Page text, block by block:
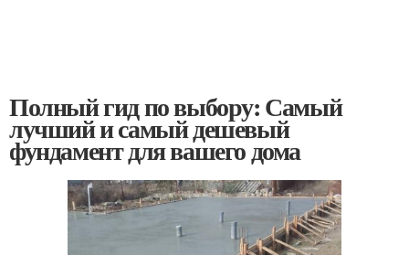
Полный гид по выбору: Самый
лучший и самый дешевый
фундамент для вашего дома